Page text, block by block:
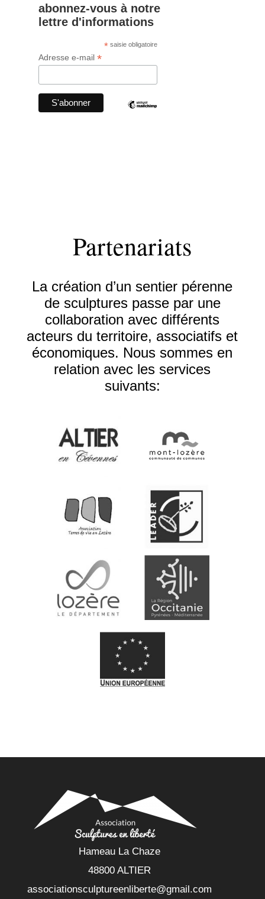
abonnez-vous à notre
lettre d'informations
* saisie obligatoire
Adresse e-mail *
Partenariats
La création d’un sentier pérenne
de sculptures passe par une
collaboration avec différents
acteurs du territoire, associatifs et
économiques. Nous sommes en
relation avec les services
suivants:
Hameau La Chaze
48800 ALTIER
associationsculptureenliberte@gmail.com